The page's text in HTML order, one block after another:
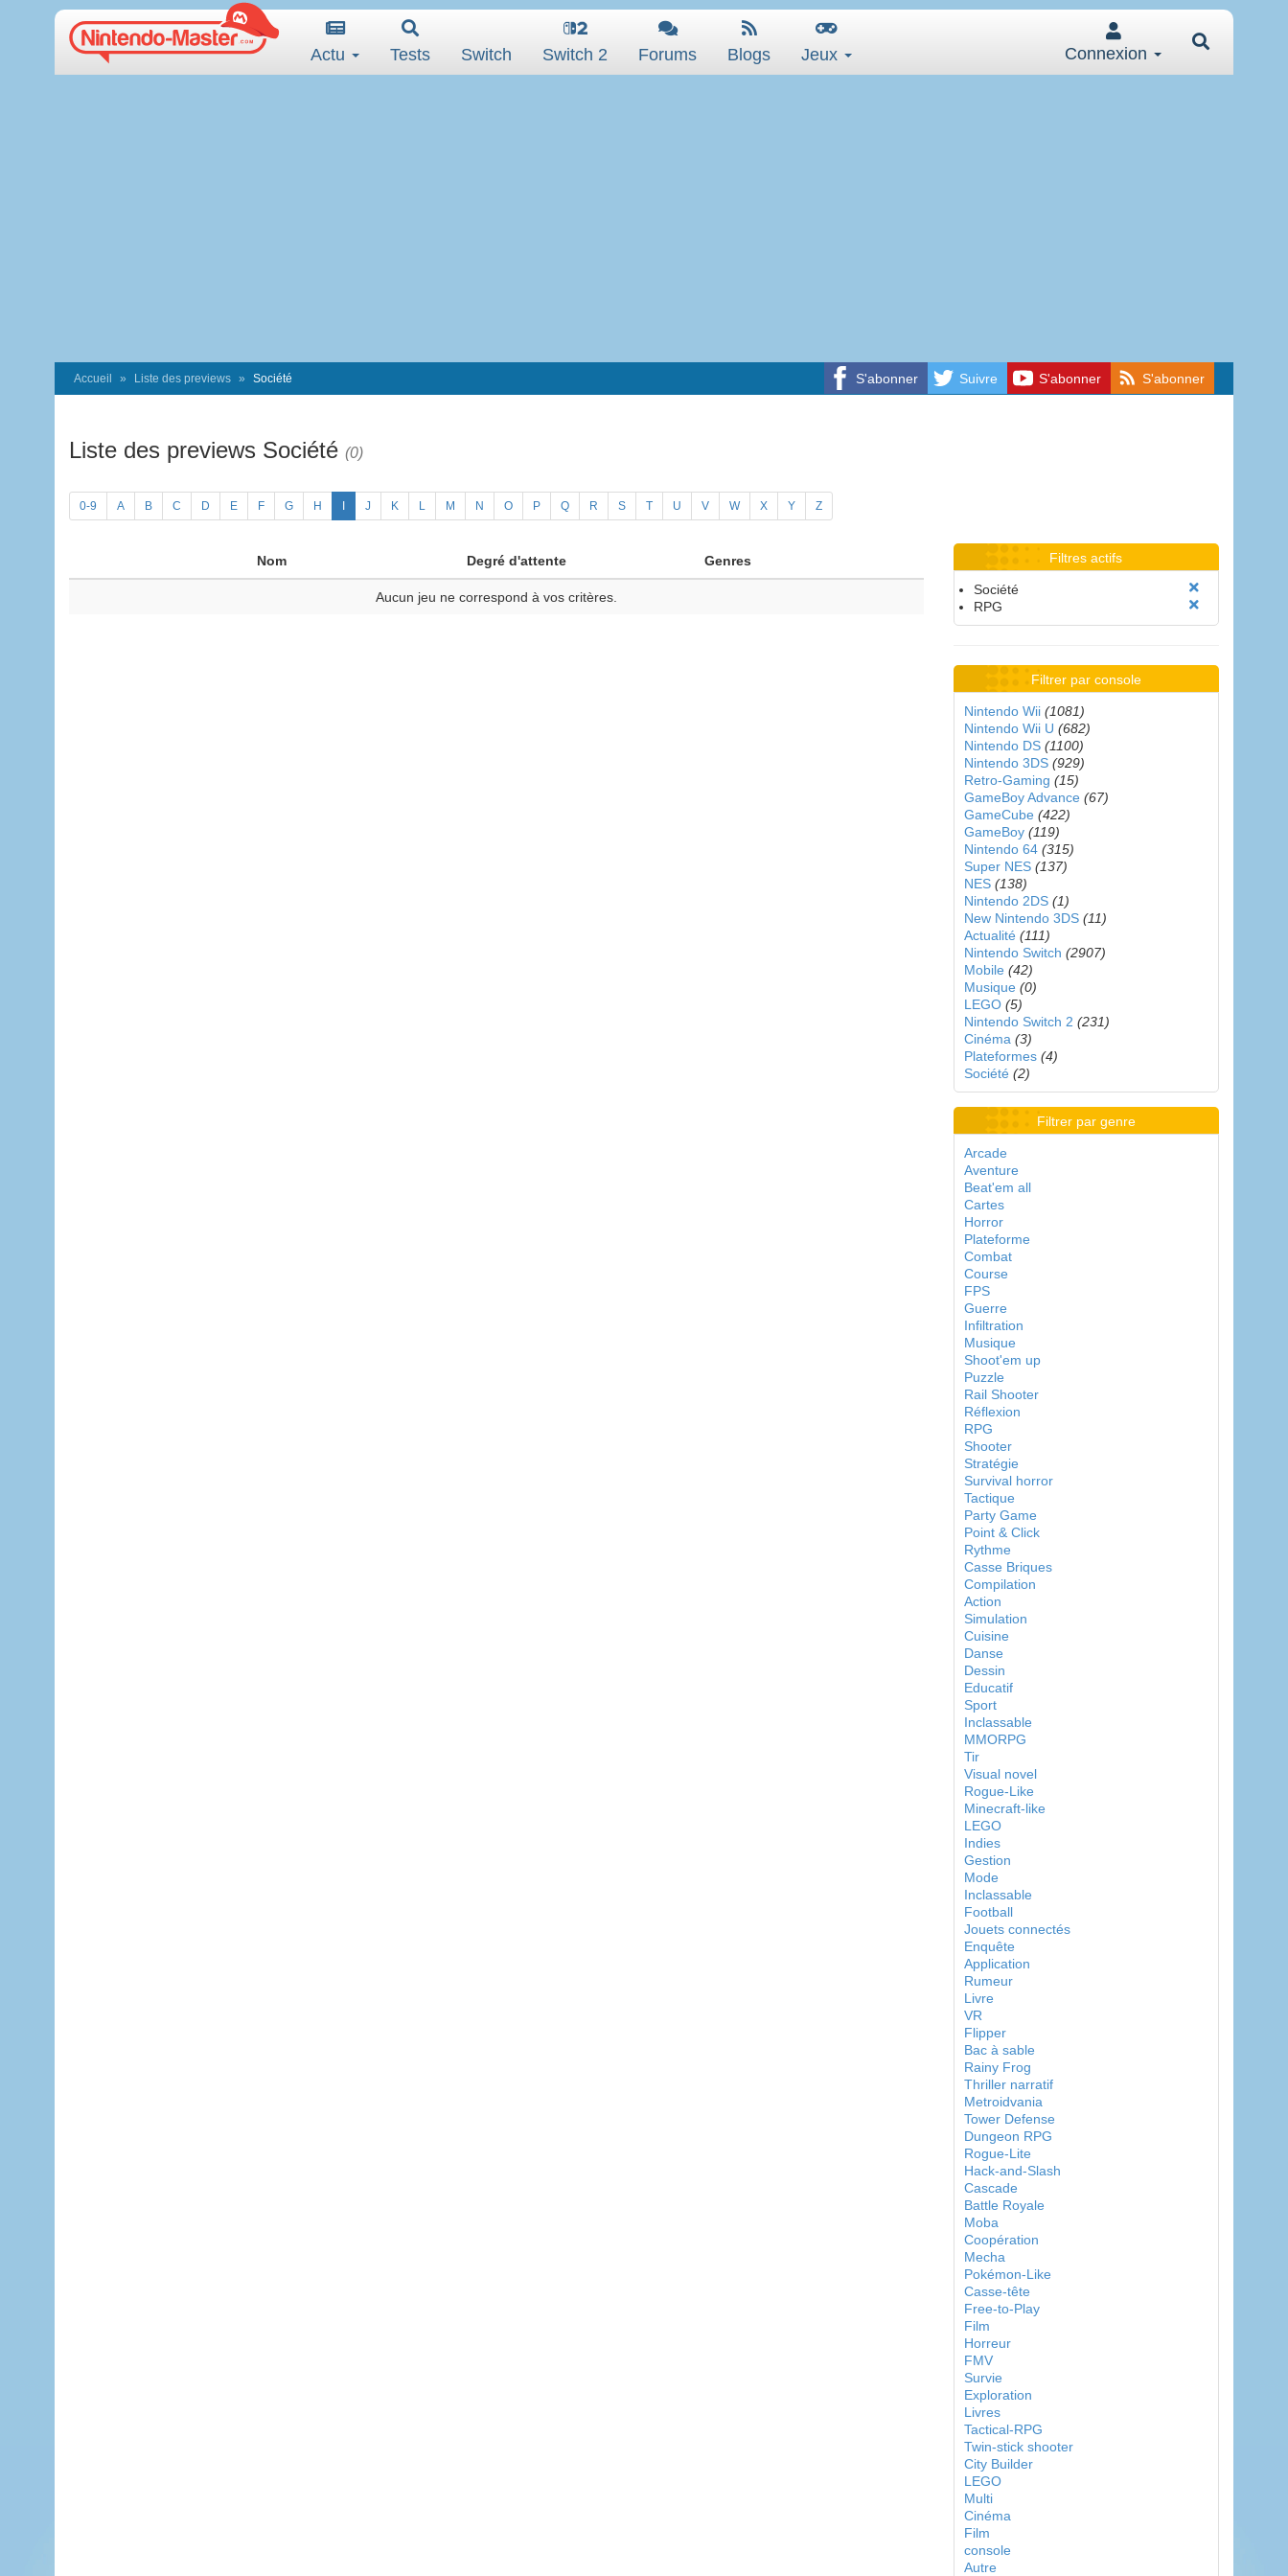
Actu Tests Switch Switch 2 Forums Blogs Jeux Connexion
S'abonner Suivre S'abonner S'abonner
Accueil Liste des previews Société
Liste des previews Société (0)
0-9 A B C D E F G H J K L M N O P Q R S T U V W X Y Z
Nom Degré d'attente Genres
Aucun jeu ne correspond à vos critères.
Filtres actifs
Société
RPG
Filtrer par console
Nintendo Wii (1081)
Nintendo Wii U (682)
Nintendo DS (1100)
Nintendo 3DS (929)
Retro-Gaming (15)
GameBoy Advance (67)
GameCube (422)
GameBoy (119)
Nintendo 64 (315)
Super NES (137)
NES (138)
Nintendo 2DS (1)
New Nintendo 3DS (11)
Actualité (111)
Nintendo Switch (2907)
Mobile (42)
Musique (0)
LEGO (5)
Nintendo Switch 2 (231)
Cinéma (3)
Plateformes (4)
Société (2)
Filtrer par genre
Arcade
Aventure
Beat'em all
Cartes
Horror
Plateforme
Combat
Course
FPS
Guerre
Infiltration
Musique
Shoot'em up
Puzzle
Rail Shooter
Réflexion
RPG
Shooter
Stratégie
Survival horror
Tactique
Party Game
Point & Click
Rythme
Casse Briques
Compilation
Action
Simulation
Cuisine
Danse
Dessin
Educatif
Sport
Inclassable
MMORPG
Tir
Visual novel
Rogue-Like
Minecraft-like
LEGO
Indies
Gestion
Mode
Inclassable
Football
Jouets connectés
Enquête
Application
Rumeur
Livre
VR
Flipper
Bac à sable
Rainy Frog
Thriller narratif
Metroidvania
Tower Defense
Dungeon RPG
Rogue-Lite
Hack-and-Slash
Cascade
Battle Royale
Moba
Coopération
Mecha
Pokémon-Like
Casse-tête
Free-to-Play
Film
Horreur
FMV
Survie
Exploration
Livres
Tactical-RPG
Twin-stick shooter
City Builder
LEGO
Multi
Cinéma
Film
console
Autre